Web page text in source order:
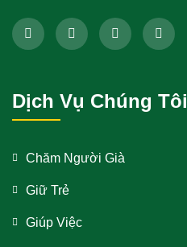
Dịch Vụ Chúng Tôi
Chăm Người Già
Giữ Trẻ
Giúp Việc